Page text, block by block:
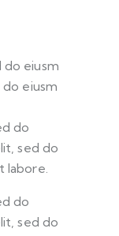
eiusm
eiusm
do
sed do
labore.
do
sed do